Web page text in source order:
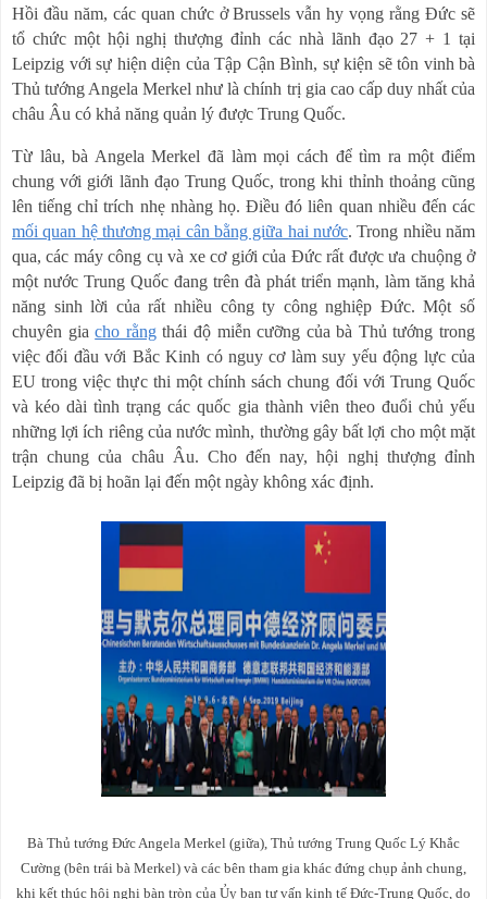
Hồi đầu năm, các quan chức ở Brussels vẫn hy vọng rằng Đức sẽ
tổ chức một hội nghị thượng đỉnh các nhà lãnh đạo 27 + 1 tại
Leipzig với sự hiện diện của Tập Cận Bình, sự kiện sẽ tôn vinh bà
Thủ tướng Angela Merkel như là chính trị gia cao cấp duy nhất của
châu Âu có khả năng quản lý được Trung Quốc.
Từ lâu, bà Angela Merkel đã làm mọi cách để tìm ra một điểm
chung với giới lãnh đạo Trung Quốc, trong khi thỉnh thoảng cũng
lên tiếng chỉ trích nhẹ nhàng họ. Điều đó liên quan nhiều đến các
mối quan hệ thương mại cân bằng giữa hai nước. Trong nhiều năm
qua, các máy công cụ và xe cơ giới của Đức rất được ưa chuộng ở
một nước Trung Quốc đang trên đà phát triển mạnh, làm tăng khả
năng sinh lời của rất nhiều công ty công nghiệp Đức. Một số
chuyên giacho rằngthái độ miễn cưỡng của bà Thủ tướng trong
việc đối đầu với Bắc Kinh có nguy cơ làm suy yếu động lực của
EU trong việc thực thi một chính sách chung đối với Trung Quốc
và kéo dài tình trạng các quốc gia thành viên theo đuổi chủ yếu
những lợi ích riêng của nước mình, thường gây bất lợi cho một mặt
trận chung của châu Âu. Cho đến nay, hội nghị thượng đỉnh
Leipzig đã bị hoãn lại đến một ngày không xác định.
Bà Thủ tướng Đức Angela Merkel (giữa), Thủ tướng Trung Quốc Lý Khắc
Cường (bên trái bà Merkel) và các bên tham gia khác đứng chụp ảnh chung,
khi kết thúc hội nghị bàn tròn của Ủy ban tư vấn kinh tế Đức-Trung Quốc, do